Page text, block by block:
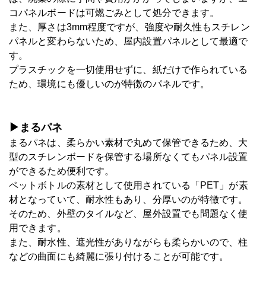
コパネルボードは可燃ごみとして処分できます。
また、厚さは3mm程度ですが、強度や耐久性もスチレン
パネルと変わらないため、屋内設置パネルとして最適で
す。
プラスチックを一切使用せずに、紙だけで作られている
ため、環境にも優しいのが特徴のパネルです。
▶まるパネ
まるパネは、柔らかい素材で丸めて保管できるため、大
型のスチレンボードを保管する場所なくてもパネル設置
ができるため便利です。
ペットボトルの素材として使用されている「PET」が素
材となっていて、耐水性もあり、分厚いのが特徴です。
そのため、外壁のタイルなど、屋外設置でも問題なく使
用できます。
また、耐水性、遮光性がありながらも柔らかいので、柱
などの曲面にも綺麗に張り付けることが可能です。